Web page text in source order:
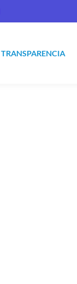
TRANSPARENCIA